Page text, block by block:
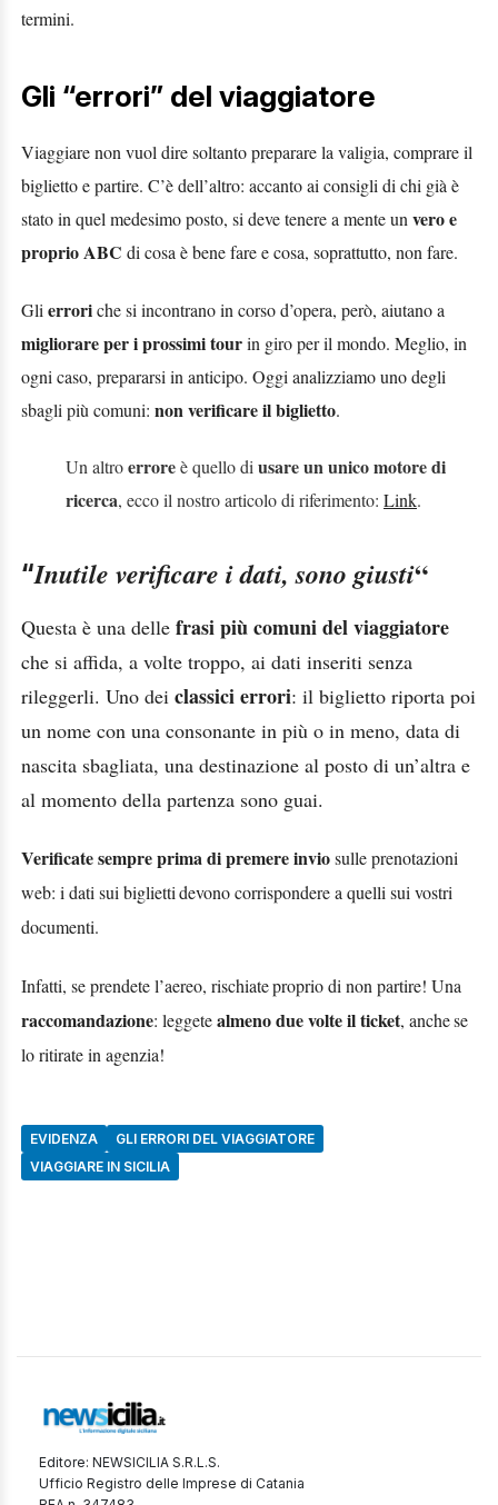
termini.
Gli “errori” del viaggiatore
Viaggiare non vuol dire soltanto preparare la valigia, comprare il
biglietto e partire. C’èdell’altro: accanto ai consigli di chi già è
stato in quel medesimo posto, si deve tenere a mente un vero e
proprio ABC di cosa è bene fare e cosa, soprattutto, non fare.
Gli erroriche si incontrano in corso d’opera, però, aiutano a
migliorare per i prossimitourin giro per il mondo. Meglio, in
ogni caso, prepararsi in anticipo. Oggi analizziamouno degli
sbagli più comuni: non verificare il biglietto.
Un altroerroreè quello di usare un unico motore di
ricerca, ecco il nostroarticolodi riferimento: Link.
“Inutile verificare i dati, sono giusti“
Questa è una delle frasi più comuni del viaggiatore
che si affida, a volte troppo, ai dati inseriti senza
rileggerli. Uno dei classici errori: il biglietto riporta poi
un nome con una consonante in più o in meno, data di
nascita sbagliata, una destinazione al posto di un’altra e
al momento della partenza sono guai.
Verificate sempre prima di premere inviosulle prenotazioni
web: i dati sui bigliettidevono corrispondere a quelli sui vostri
documenti.
Infatti, se prendete l’aereo, rischiateproprio di non partire! Una
raccomandazione: leggetealmeno due volte il ticket, anchese
lo ritirate in agenzia!
EVIDENZA
GLI ERRORI DEL VIAGGIATORE
VIAGGIARE IN SICILIA
Editore: NEWSICILIA S.R.L.S.
Ufficio Registro delle Imprese di Catania